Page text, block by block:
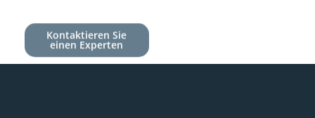
Kontaktieren Sie
einen Experten